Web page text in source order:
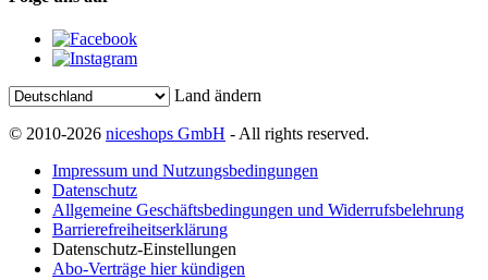
Land ändern
© 2010-2026 niceshops GmbH - All rights reserved.
Impressum und Nutzungsbedingungen
Datenschutz
Allgemeine Geschäftsbedingungen und Widerrufsbelehrung
Barrierefreiheitserklärung
Datenschutz-Einstellungen
Abo-Verträge hier kündigen